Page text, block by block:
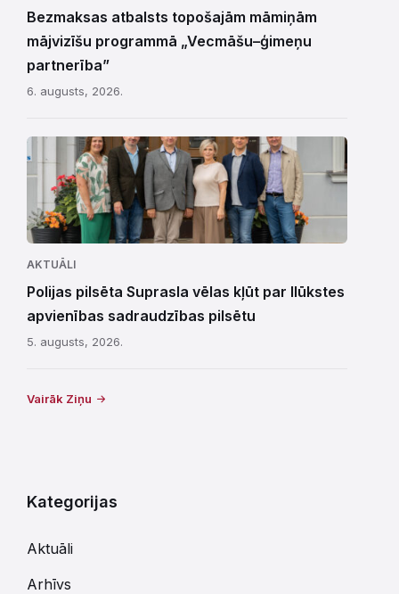
Bezmaksas atbalsts topošajām māmiņām
mājvizīšu programmā „Vecmāšu–ģimeņu
partnerība”
6. augusts, 2026.
AKTUĀLI
Polijas pilsēta Suprasla vēlas kļūt par Ilūkstes
apvienības sadraudzības pilsētu
5. augusts, 2026.
Vairāk Ziņu
Kategorijas
Aktuāli
Arhīvs